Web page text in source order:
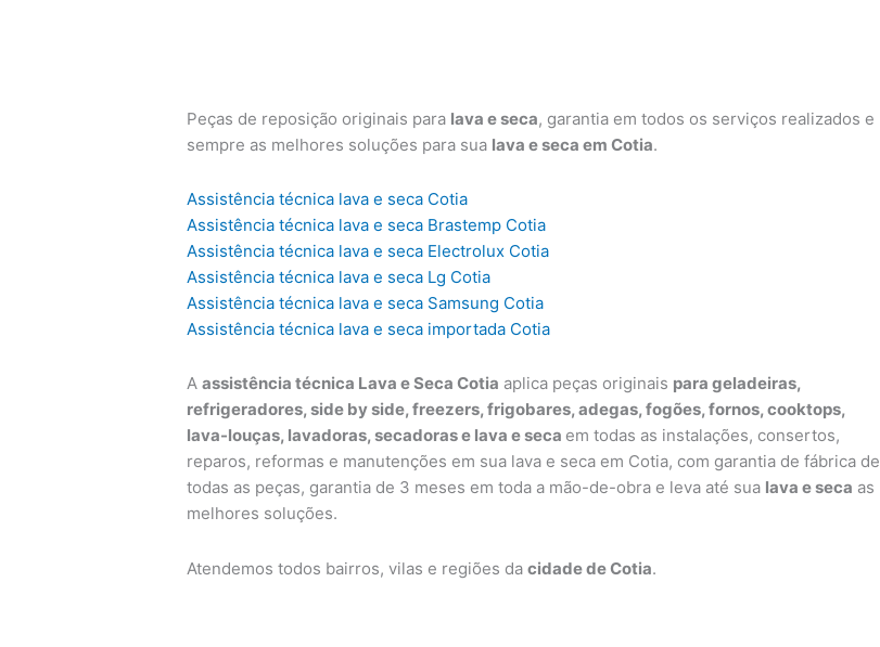
Peças de reposição originais para lava e seca, garantia em todos os serviços realizados e
sempre as melhores soluções para sua lava e seca em Cotia.
Assistência técnica lava e seca Cotia
Assistência técnica lava e seca Brastemp Cotia
Assistência técnica lava e seca Electrolux Cotia
Assistência técnica lava e seca Lg Cotia
Assistência técnica lava e seca Samsung Cotia
Assistência técnica lava e seca importada Cotia
Aassistência técnica Lava e Seca Cotia aplica peças originais para geladeiras,
refrigeradores, side by side, freezers, frigobares, adegas, fogões, fornos, cooktops,
lava-louças, lavadoras, secadoras e lava e seca em todas as instalações, consertos,
reparos, reformas e manutenções em sua lava e seca em Cotia, com garantia de fábrica de
todas as peças, garantia de 3 meses em toda a mão-de-obra e leva até sua lava e seca as
melhores soluções.
Atendemos todos bairros, vilas e regiões dacidade de Cotia.